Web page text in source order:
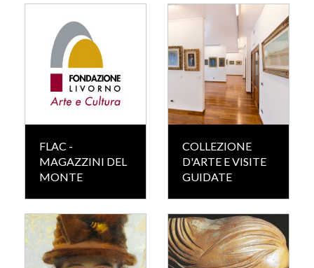
FLAC -
MAGAZZINI DEL
MONTE
COLLEZIONE
D'ARTE E VISITE
GUIDATE